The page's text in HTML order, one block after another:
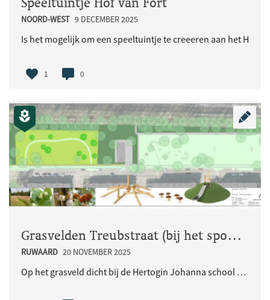
NOORD-WEST 9 DECEMBER 2025
Is het mogelijk om een speeltuintje te creeeren aan het Hof
1 0
Grasvelden Treubstraat (bij het spoor)
RUWAARD 20 NOVEMBER 2025
Op het grasveld dicht bij de Hertogin Johanna school komt een speelplek. Op het grasveld bij Treub..